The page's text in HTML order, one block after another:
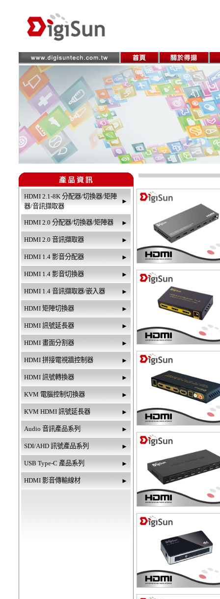
HDMI 2.1-8K 分配器/切換器/矩陣
器/音訊擷取器
►
HDMI 2.0 分配器/切換器/矩陣器 ►
HDMI 2.0 音訊擷取器 ►
HDMI 1.4 影音分配器 ►
HDMI 1.4 影音切換器 ►
HDMI 1.4 音訊擷取器/嵌入器 ►
HDMI 矩陣切換器 ►
HDMI 訊號延長器 ►
HDMI 畫面分割器 ►
HDMI 拼接電視牆控制器 ►
HDMI 訊號轉換器 ►
KVM 電腦控制切換器 ►
KVM HDMI 訊號延長器 ►
Audio 音訊產品系列 ►
SDI/AHD 訊號產品系列 ►
USB Type-C 產品系列 ►
HDMI 影音傳輸線材 ►